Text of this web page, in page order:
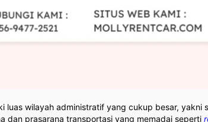
luas wilayah administratif yang cukup besar,
dan prasarana transportasi yang memadai seperti